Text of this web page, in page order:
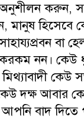
অনুশীলন করুন,
মানুষ হিসেবে
বা
নন। কেউ
কেউ
দক্ষ আবার
বাদ দিতে